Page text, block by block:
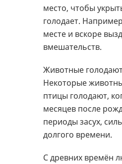
место, чтобы
голодает.
месте и вскоре
вмешательств.
Животные
Некоторые
птицы голодают,
месяцев после
периоды засух,
долгого времени.
С древних времён